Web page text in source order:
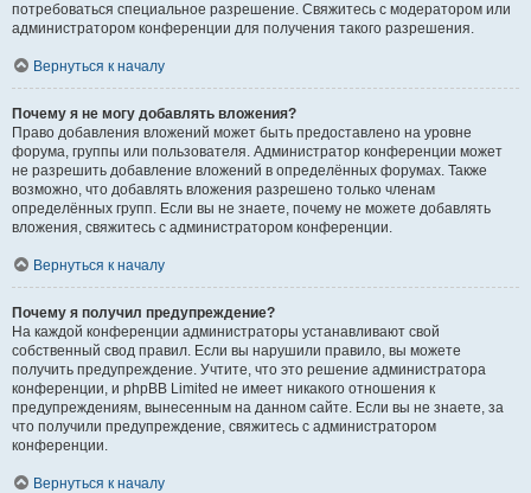
потребоваться специальное разрешение. Свяжитесь с модератором или
администратором конференции для получения такого разрешения.
Вернуться к началу
Почему я не могу добавлять вложения?
Право добавления вложений может быть предоставлено на уровне
форума, группы или пользователя. Администратор конференции может
не разрешить добавление вложений в определённых форумах. Также
возможно, что добавлять вложения разрешено только членам
определённых групп. Если вы не знаете, почему не можете добавлять
вложения, свяжитесь с администратором конференции.
Вернуться к началу
Почему я получил предупреждение?
На каждой конференции администраторы устанавливают свой
собственный свод правил. Если вы нарушили правило, вы можете
получить предупреждение. Учтите, что это решение администратора
конференции, и phpBB Limited не имеет никакого отношения к
предупреждениям, вынесенным на данном сайте. Если вы не знаете, за
что получили предупреждение, свяжитесь с администратором
конференции.
Вернуться к началу